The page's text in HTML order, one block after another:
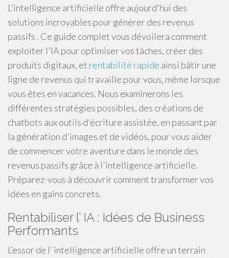
L'intelligence artificielle offre aujourd'hui des
solutions incroyables pour générer des revenus
passifs . Ce guide complet vous dévoilera comment
exploiter l'IA pour optimiser vos tâches, créer des
produits digitaux, et rentabilité rapide ainsi bâtir une
ligne de revenus qui travaille pour vous, même lorsque
vous êtes en vacances. Nous examinerons les
différentes stratégies possibles, des créations de
chatbots aux outils d'écriture assistée, en passant par
la génération d'images et de vidéos, pour vous aider
de commencer votre aventure dans le monde des
revenus passifs grâce à l'intelligence artificielle.
Préparez-vous à découvrir comment transformer vos
idées en gains concrets.
Rentabiliser l’ IA : Idées de Business
Performants
L’essor de l’ intelligence artificielle offre un terrain